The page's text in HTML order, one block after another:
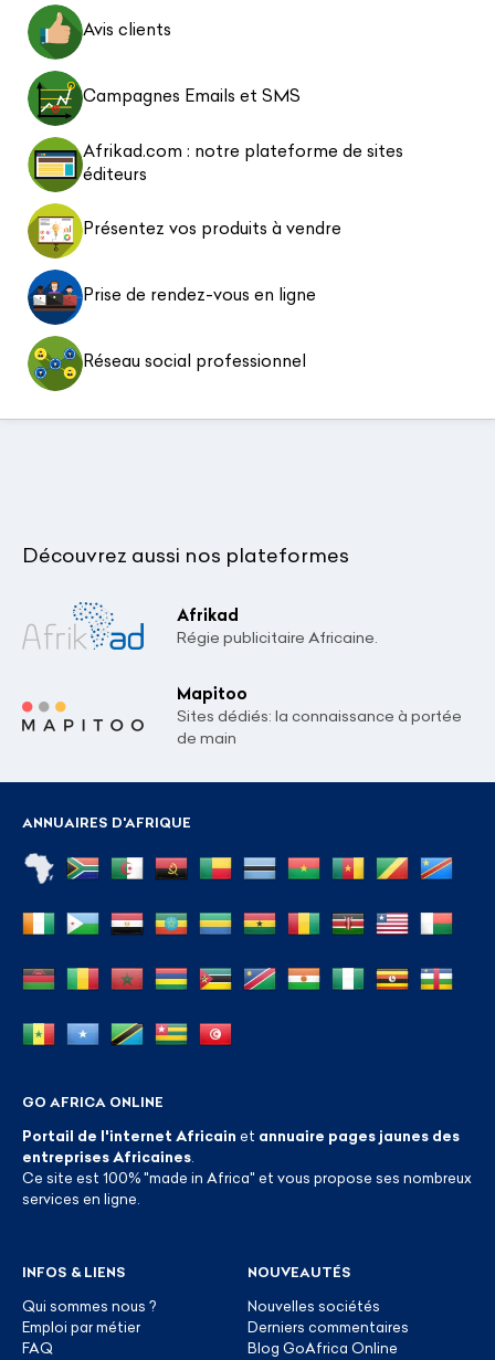
Avis clients
Campagnes Emails et SMS
Afrikad.com : notre plateforme de sites
éditeurs
Présentez vos produits à vendre
Prise de rendez-vous en ligne
Réseau social professionnel
Découvrez aussi nos plateformes
Afrikad
Régie publicitaire Africaine.
Mapitoo
Sites dédiés: la connaissance à portée
de main
ANNUAIRES D'AFRIQUE
GO AFRICA ONLINE
Portail de l'internet Africain et annuaire pages jaunes des
entreprises Africaines
Ce site est 100% "made in Africa" et vous propose ses nombreux
services en ligne.
INFOS & LIENS
Qui sommes nous ?
Emploi par métier
FAQ
NOUVEAUTÉS
Nouvelles sociétés
Derniers commentaires
Blog GoAfrica Online